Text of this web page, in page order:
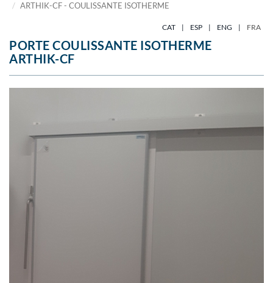
ARTHIK-CF - COULISSANTE ISOTHERME
CAT | ESP | ENG | FRA
PORTE COULISSANTE ISOTHERME
ARTHIK-CF